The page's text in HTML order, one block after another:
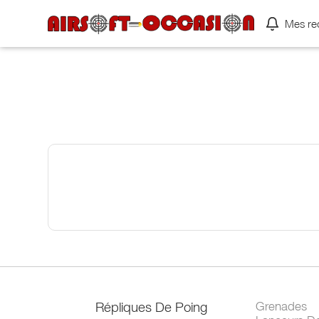
Mes
Répliques De Poing
Grenades